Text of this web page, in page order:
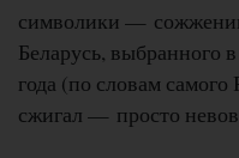
символики —
Беларусь, выбранного
года (по словам
сжигал — просто